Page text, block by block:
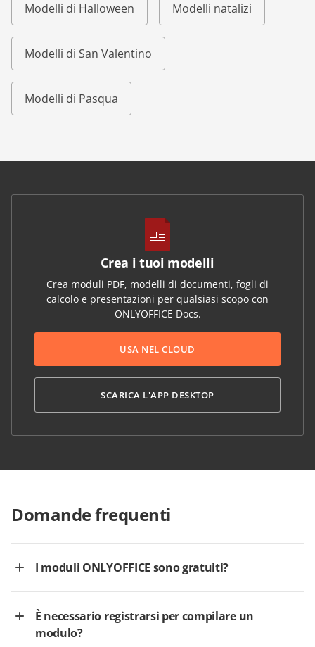
Modelli di Halloween Modelli natalizi
Modelli di San Valentino
Modelli di Pasqua
Crea i tuoi modelli
Crea moduli PDF, modelli di documenti, fogli di
calcolo e presentazioni per qualsiasi scopo con
ONLYOFFICE Docs.
USA NEL CLOUD
SCARICA L'APP DESKTOP
Domande frequenti
I moduli ONLYOFFICE sono gratuiti?
È necessario registrarsi per compilare un
modulo?